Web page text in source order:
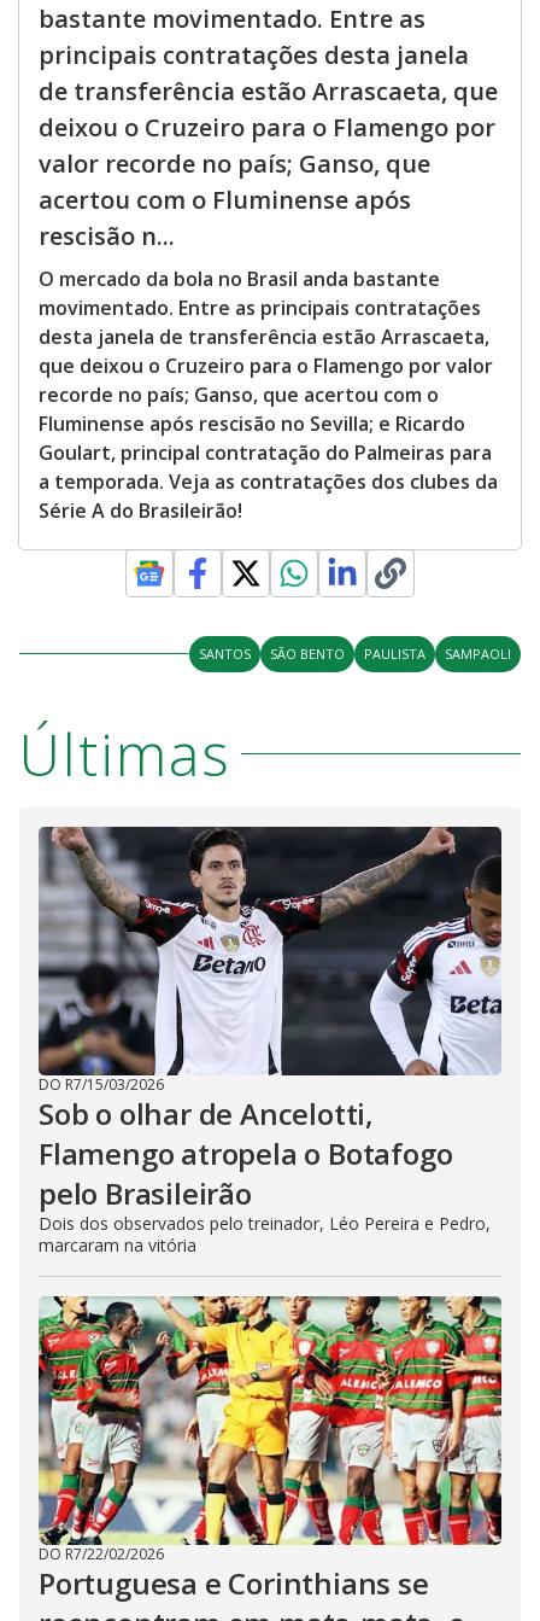
bastante movimentado. Entre as
principais contratações desta janela
de transferência estão Arrascaeta, que
deixou o Cruzeiro para o Flamengo por
valor recorde no país; Ganso, que
acertou com o Fluminense após
rescisão n...
O mercado da bola no Brasil anda bastante
movimentado. Entre as principais contratações
desta janela de transferência estão Arrascaeta,
que deixou o Cruzeiro para o Flamengo por valor
recorde no país; Ganso, que acertou com o
Fluminense após rescisão no Sevilla; e Ricardo
Goulart, principal contratação do Palmeiras para
a temporada. Veja as contratações dos clubes da
Série A do Brasileirão!
SANTOS SÃO BENTO PAULISTA SAMPAOLI
Últimas
DO R7/15/03/2026
Sob o olhar de Ancelotti,
Flamengo atropela o Botafogo
pelo Brasileirão
Dois dos observados pelo treinador, Léo Pereira e Pedro,
marcaram na vitória
DO R7/22/02/2026
Portuguesa e Corinthians se